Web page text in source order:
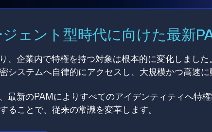
ェント型時代に向けた最新
、企業内で特権を持つ対象は根本的に変化しまし
システムへ自律的にアクセスし、大規模かつ高速に
最新のPAMによりすべてのアイデンティティへ特
ることで、従来の常識を変革します。